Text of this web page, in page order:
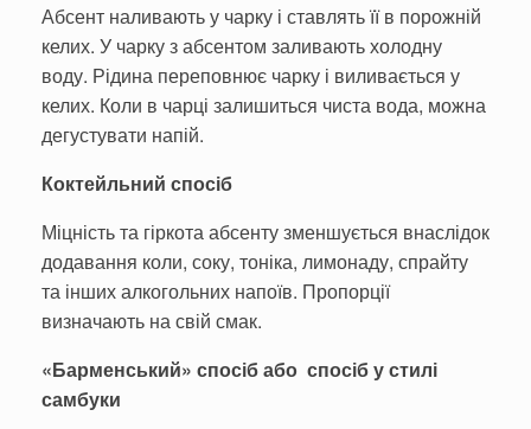
Абсент наливають у чарку і ставлять її в порожній
келих. У чарку з абсентом заливають холодну
воду. Рідина переповнює чарку і виливається у
келих. Коли в чарці залишиться чиста вода, можна
дегустувати напій.
Коктейльний спосіб
Міцність та гіркота абсенту зменшується внаслідок
додавання коли, соку, тоніка, лимонаду, спрайту
та інших алкогольних напоїв. Пропорції
визначають на свій смак.
«Барменський» спосіб або спосіб у стилі
самбуки